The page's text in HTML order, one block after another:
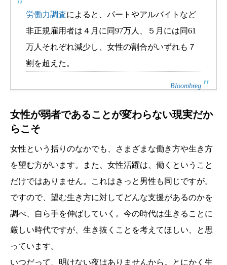
労働力調査によると、パートやアルバイトなど
非正規雇用者は４月に同97万人、５月には同61
万人それぞれ減少し、女性の割合がいずれも７
割を超えた。
Bloombreg
女性が弱者であることが変わらない現実だか
らこそ
女性という括りのなかでも、さまざまな働き方や生き方
を望む方がいます。また、女性活躍は、働くということ
だけではありません。これはきっと男性も同じですが。
ですので、望む生き方に対してどんな支援があるのかを
調べ、自ら手を伸ばしていく。今の時代は生きることに
厳しい時代ですが、生き抜くことを考えてほしい、と思
っています。
いつだって、明けない夜はありませんから。とにかく生